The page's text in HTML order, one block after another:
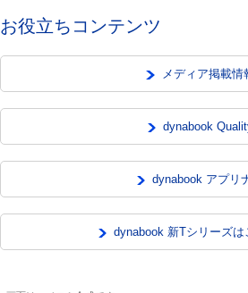
お役立ちコンテンツ
メディア掲載情
dynabook
dynabook アプリ
dynabook 新Tシリーズは